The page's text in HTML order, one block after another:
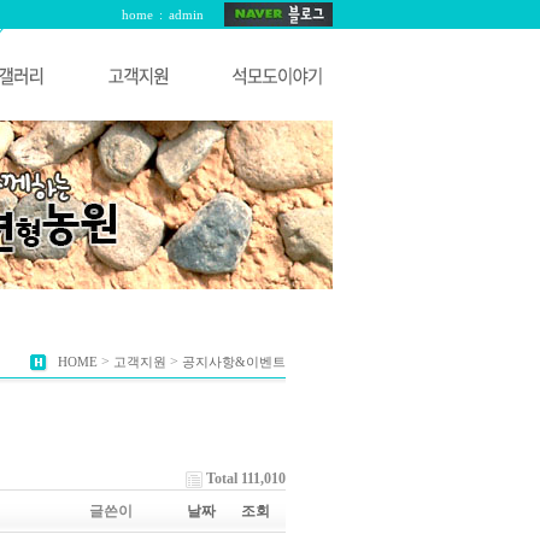
home : admin
HOME > 고객지원 > 공지사항&이벤트
Total 111,010
글쓴이 날짜 조회